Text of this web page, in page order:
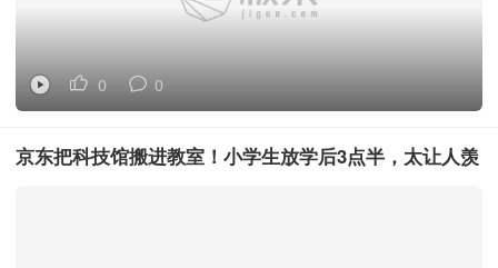
0 0
京东把科技馆搬进教室！小学生放学后3点半，太让人羡